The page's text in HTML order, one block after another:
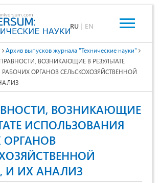
RU | EN
Архив выпусков журнала "Технические науки"
ВОЗНИКАЮЩИЕ В РЕЗУЛЬТАТЕ
ОРГАНОВ СЕЛЬСКОХОЗЯЙСТВЕННОЙ
ВОЗНИКАЮЩИЕ
ИСПОЛЬЗОВАНИЯ
ОРГАНОВ
И ИХ АНАЛИЗ